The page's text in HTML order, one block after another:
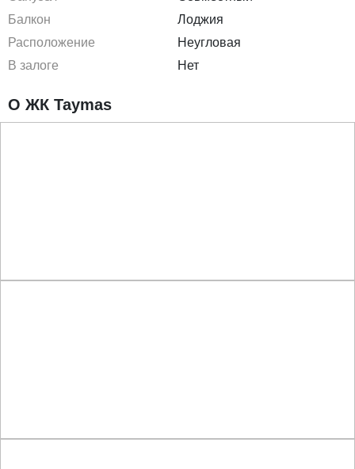
Балкон
Лоджия
Расположение
Неугловая
В залоге
Нет
О ЖК Taymas